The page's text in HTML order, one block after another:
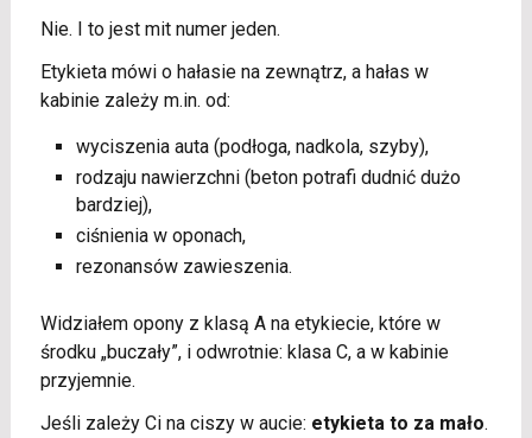
Nie. I to jest mit numer jeden.
Etykieta mówi o hałasie na zewnątrz, a hałas w
kabinie zależy m.in. od:
wyciszenia auta (podłoga, nadkola, szyby),
rodzaju nawierzchni (beton potrafi dudnić dużo
bardziej),
ciśnienia w oponach,
rezonansów zawieszenia.
Widziałem opony z klasą A na etykiecie, które w
środku „buczały”, i odwrotnie: klasa C, a w kabinie
przyjemnie.
Jeśli zależy Ci na ciszy w aucie: etykieta to za mało.